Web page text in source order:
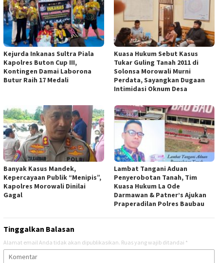
Kejurda Inkanas Sultra Piala
Kapolres Buton Cup III,
Kontingen Damai Laborona
Butur Raih 17 Medali
Kuasa Hukum Sebut Kasus
Tukar Guling Tanah 2011 di
Solonsa Morowali Murni
Perdata, Sayangkan Dugaan
Intimidasi Oknum Desa
Banyak Kasus Mandek,
Kepercayaan Publik “Menipis”,
Kapolres Morowali Dinilai
Gagal
Lambat Tangani Aduan
Penyerobotan Tanah, Tim
Kuasa Hukum La Ode
Darmawan & Patner’s Ajukan
Praperadilan Polres Baubau
Tinggalkan Balasan
Alamat email Anda tidak akan dipublikasikan. Ruas yang wajib ditandai *